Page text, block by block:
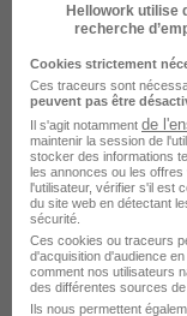
Hellowork utilise
recherche
Cookies strictement
Ces traceurs sont
peuvent pas être
Il s'agit notamment de
maintenir la session de
stocker des informations
les annonces ou les
l'utilisateur, vérifier s'il est
du site web en détectant
sécurité.
Ces cookies ou traceurs
d'acquisition d'audience
comment nos utilisateurs
des différentes sources de
Ils nous permettent